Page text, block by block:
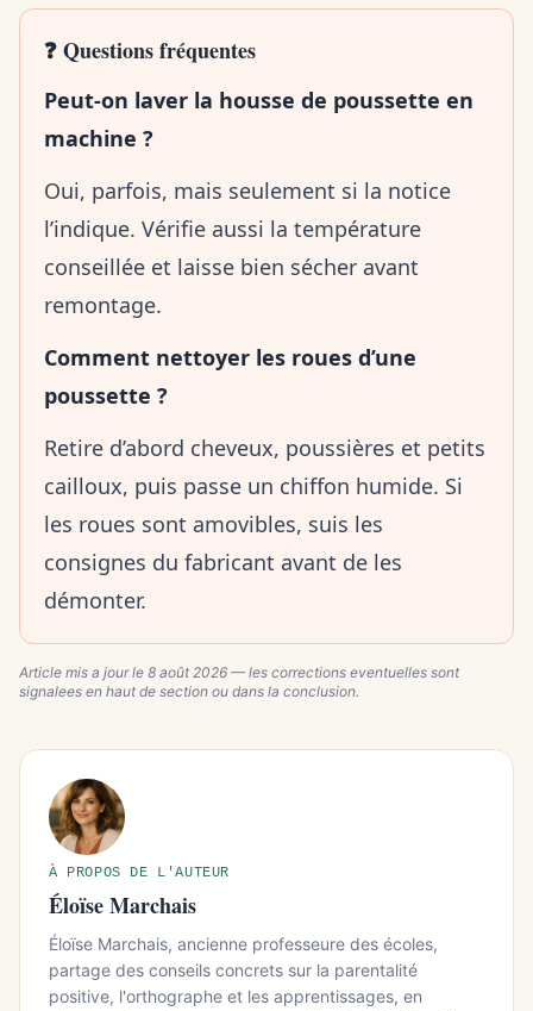
❓ Questions fréquentes
Peut-on laver la housse de poussette en
machine ?
Oui, parfois, mais seulement si la notice
l’indique. Vérifie aussi la température
conseillée et laisse bien sécher avant
remontage.
Comment nettoyer les roues d’une
poussette ?
Retire d’abord cheveux, poussières et petits
cailloux, puis passe un chiffon humide. Si
les roues sont amovibles, suis les
consignes du fabricant avant de les
démonter.
Article mis a jour le 8 août 2026 — les corrections eventuelles sont
signalees en haut de section ou dans la conclusion.
À PROPOS DE L'AUTEUR
Éloïse Marchais
Éloïse Marchais, ancienne professeure des écoles,
partage des conseils concrets sur la parentalité
positive, l'orthographe et les apprentissages, en